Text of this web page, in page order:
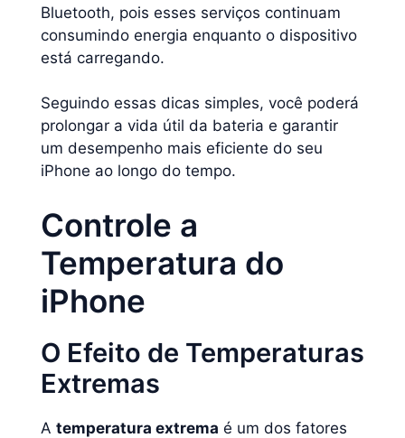
Bluetooth, pois esses serviços continuam
consumindo energia enquanto o dispositivo
está carregando.
Seguindo essas dicas simples, você poderá
prolongar a vida útil da bateria e garantir
um desempenho mais eficiente do seu
iPhone ao longo do tempo.
Controle a
Temperatura do
iPhone
O Efeito de Temperaturas
Extremas
A temperatura extrema é um dos fatores